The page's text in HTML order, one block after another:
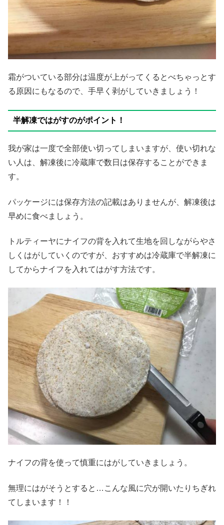
霜がついている部分は温度が上がってくるとべちゃっとす
る原因にもなるので、手早く剥がしていきましょう！
半解凍ではがすのがポイント！
我が家は一度で全部使い切ってしまいますが、使い切れな
い人は、解凍後に冷蔵庫で数日は保存することができま
す。
パッケージには保存方法の記載はありませんが、解凍後は
早めに食べましょう。
トルティーヤにナイフの背を入れて生地を回しながらやさ
しくはがしていくのですが、おすすめは冷蔵庫で半解凍に
してからナイフを入れてはがす方法です。
ナイフの背を使って慎重にはがしていきましょう。
無理にはがそうとすると…こんな風に穴が開いたりちぎれ
てしまいます！！